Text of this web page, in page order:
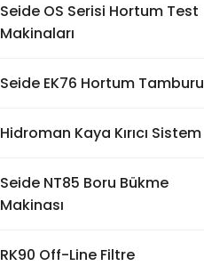
Seide OS Serisi Hortum Test
Makinaları
Seide EK76 Hortum Tamburu
Hidroman Kaya Kırıcı Sistem
Seide NT85 Boru Bükme
Makinası
RK90 Off-Line Filtre